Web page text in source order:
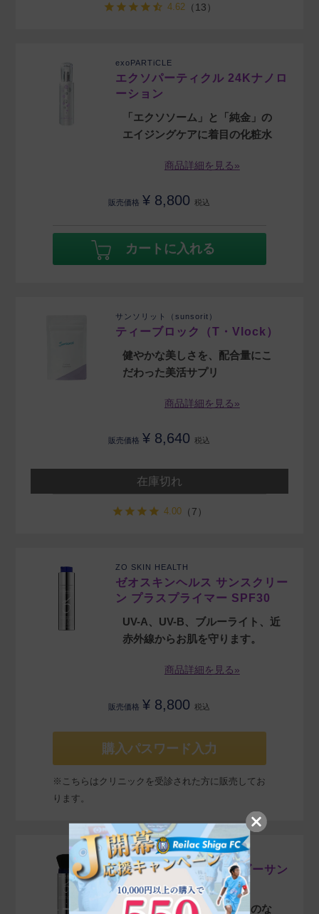
4.62（13）
exoPARTiCLE
エクソパーティクル 24Kナノロ
ーション
「エクソソーム」と「純金」の
エイジングケアに着目の化粧水
商品詳細を見る»
販売価格 ¥ 8,800 税込
カートに入れる
サンソリット（sunsorit）
ティーブロック（T・Vlock）
健やかな美しさを、配合量にこ
だわった美活サプリ
商品詳細を見る»
販売価格 ¥ 8,640 税込
在庫切れ
4.00 （7）
ZO SKIN HEALTH
ゼオスキンヘルス サンスクリー
ン プラスプライマー SPF30
UV-A、UV-B、ブルーライト、近
赤外線からお肌を守ります。
商品詳細を見る»
販売価格 ¥ 8,800 税込
購入パスワード入力
※こちらはクリニックを受診された方に販売してお
ります。
ZO SKIN HEALTH
ゼオスキンヘルス パウダーサン
スクリーン SPF30
余分な皮脂を抑え、テカリのな